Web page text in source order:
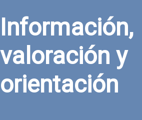
Información,
valoración y
orientación